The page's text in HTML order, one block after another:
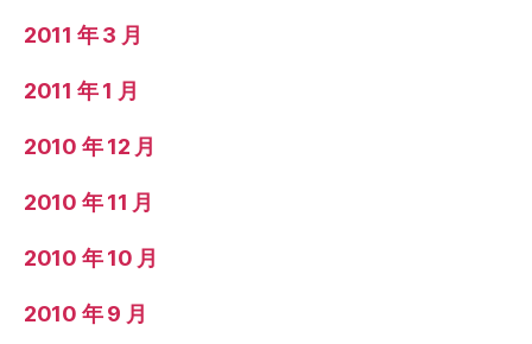
2011 年 3 月
2011 年 1 月
2010 年 12 月
2010 年 11 月
2010 年 10 月
2010 年 9 月